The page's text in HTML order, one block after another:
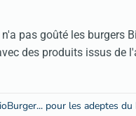
pas goûté les burgers
des produits issus de
pour les adeptes du